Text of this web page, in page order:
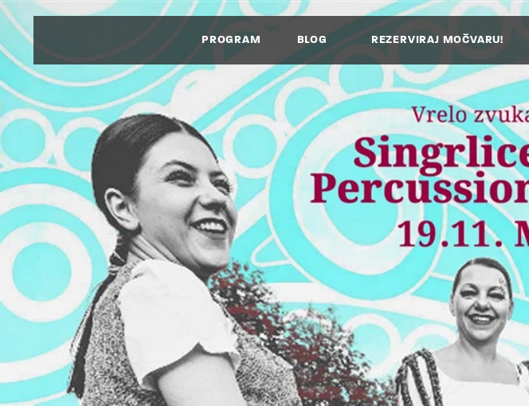
PROGRAM BLOG REZERVIRAJ MOČVARU!